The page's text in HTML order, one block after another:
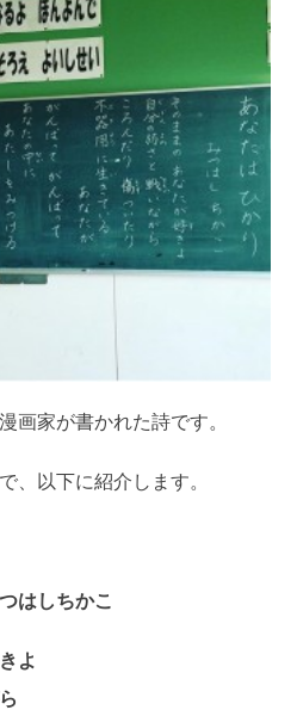
家が書かれた詩です。
、以下に紹介します。
しちかこ
よ